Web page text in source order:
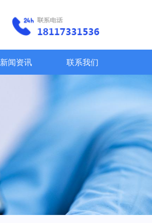
新闻资讯 联系我们